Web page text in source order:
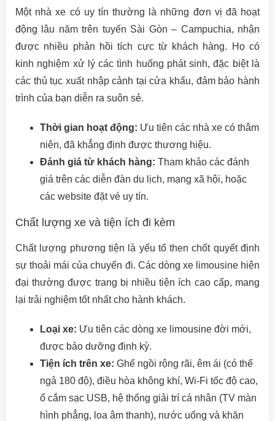
Một nhà xe có uy tín thường là những đơn vị đã hoạt
động lâu năm trên tuyến Sài Gòn – Campuchia, nhận
được nhiều phản hồi tích cực từ khách hàng. Họ có
kinh nghiệm xử lý các tình huống phát sinh, đặc biệt là
các thủ tục xuất nhập cảnh tại cửa khẩu, đảm bảo hành
trình của bạn diễn ra suôn sẻ.
Thời gian hoạt động: Ưu tiên các nhà xe có thâm
niên, đã khẳng định được thương hiệu.
Đánh giá từ khách hàng: Tham khảo các đánh
giá trên các diễn đàn du lịch, mạng xã hội, hoặc
các website đặt vé uy tín.
Chất lượng xe và tiện ích đi kèm
Chất lượng phương tiện là yếu tố then chốt quyết định
sự thoải mái của chuyến đi. Các dòng xe limousine hiện
đại thường được trang bị nhiều tiện ích cao cấp, mang
lại trải nghiệm tốt nhất cho hành khách.
Loại xe: Ưu tiên các dòng xe limousine đời mới,
được bảo dưỡng định kỳ.
Tiện ích trên xe: Ghế ngồi rộng rãi, êm ái (có thể
ngả 180 độ), điều hòa không khí, Wi-Fi tốc độ cao,
ổ cắm sạc USB, hệ thống giải trí cá nhân (TV màn
hình phẳng, loa âm thanh), nước uống và khăn